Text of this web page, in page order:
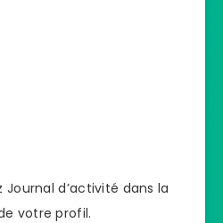
d’activité dans la
votre profil.